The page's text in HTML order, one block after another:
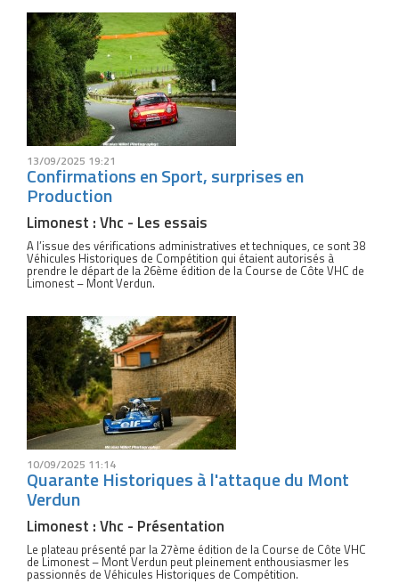
13/09/2025 19:21
Confirmations en Sport, surprises en
Production
Limonest : Vhc - Les essais
A l’issue des vérifications administratives et techniques, ce sont 38
Véhicules Historiques de Compétition qui étaient autorisés à
prendre le départ de la 26ème édition de la Course de Côte VHC de
Limonest – Mont Verdun.
10/09/2025 11:14
Quarante Historiques à l'attaque du Mont
Verdun
Limonest : Vhc - Présentation
Le plateau présenté par la 27ème édition de la Course de Côte VHC
de Limonest – Mont Verdun peut pleinement enthousiasmer les
passionnés de Véhicules Historiques de Compétition.